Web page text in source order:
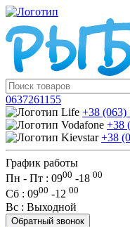
0637261155
+38 (063)
+38
+38
График работы
Пн - Пт : 0900 -18 00
Сб : 0900 -12 00
Вс : Выходной
Обратный звонок